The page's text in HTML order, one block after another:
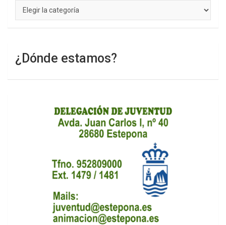
Categorías
¿Dónde estamos?